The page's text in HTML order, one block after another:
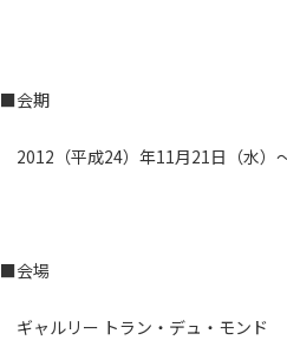
■会期
2012（平成24）年11月21日（水
■会場
ギャルリー トラン・デュ・モンド